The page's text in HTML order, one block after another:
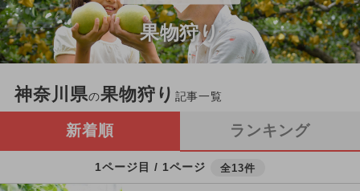
果物狩り
神奈川県の果物狩り 記事一覧
新着順 ランキング
1ページ目 / 1ページ 全13件